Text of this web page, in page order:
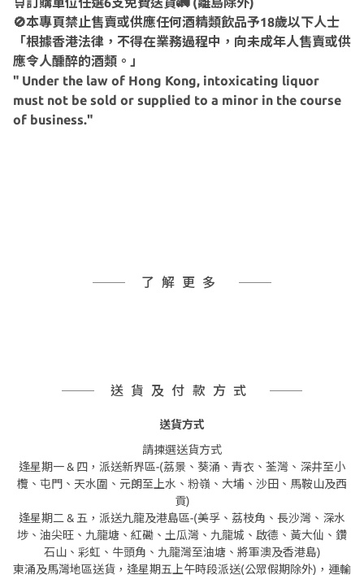
🚫本專頁禁止售賣或供應任何酒精類飲品予18歲以下人士
「根據香港法律，不得在業務過程中，向未成年人售賣或供
應令人醺醉的酒類。」
" Under the law of Hong Kong, intoxicating liquor
must not be sold or supplied to a minor in the course
of business."
了解更多
送貨及付款方式
送貨方式
請揀選送貨方式
逢星期一 & 四，派送新界區-(荔景、葵涌、青衣、荃灣、深井至小
欖、屯門、天水圍、元朗至上水、粉嶺、大埔、沙田、馬鞍山及西
貢)
逢星期二 & 五，派送九龍及港島區-(美孚、荔枝角、長沙灣、深水
埗、油尖旺、九龍塘、紅磡、土瓜灣、九龍城、啟德、黃大仙、鑽
石山、彩虹、牛頭角、九龍灣至油塘、將軍澳及香港島)
東涌及馬灣地區送貨，逢星期五上午時段派送(公眾假期除外)，運輸